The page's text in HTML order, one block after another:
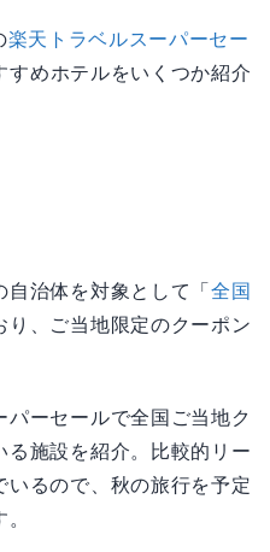
楽天トラベルスーパーセー
すめホテルをいくつか紹介
自治体を対象として「全国
り、ご当地限定のクーポン
パーセールで全国ご当地ク
る施設を紹介。比較的リー
いるので、秋の旅行を予定